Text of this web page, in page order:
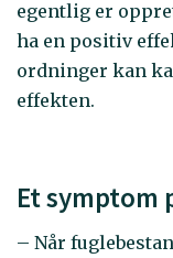
egentlig er
ha en positiv
ordninger kan
effekten.
Et symptom
– Når